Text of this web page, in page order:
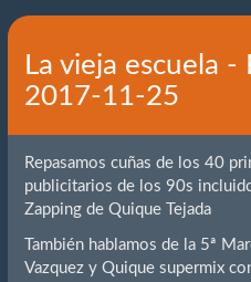
La vieja escuela
2017-11-25
Repasamos cuñas de los 40
publicitarios de los 90s
Zapping de Quique Tejada
También hablamos de la 5ª
Vazquez y Quique supermix